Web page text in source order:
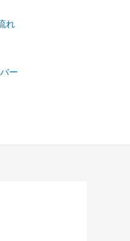
れ
ー